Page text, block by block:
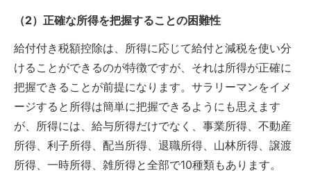
（2）正確な所得を把握することの困難性
給付付き税額控除は、所得に応じて給付と減税を使い分
けることができるのが特徴ですが、それは所得が正確に
把握できることが前提になります。サラリーマンをイメ
ージすると所得は簡単に把握できるようにも思えます
が、所得には、給与所得だけでなく、事業所得、不動産
所得、利子所得、配当所得、退職所得、山林所得、譲渡
所得、一時所得、雑所得と全部で10種類もあります。